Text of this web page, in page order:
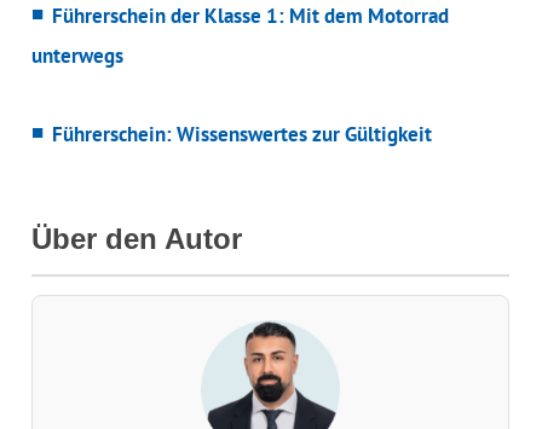
Führerschein der Klasse 1: Mit dem Motorrad
unterwegs
Führerschein: Wissenswertes zur Gültigkeit
Über den Autor